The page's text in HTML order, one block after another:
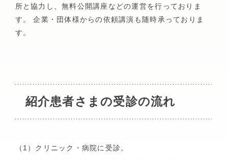
肺がんドック
診断書・証明書について
脳神経外科 放射線科
市民公開講座
所と協力し、無料公開講座などの運営を行っておりま
す。 企業・団体様からの依頼講演も随時承っておりま
す。
紹介患者さまの受診の流れ
（1）クリニック・病院に受診。